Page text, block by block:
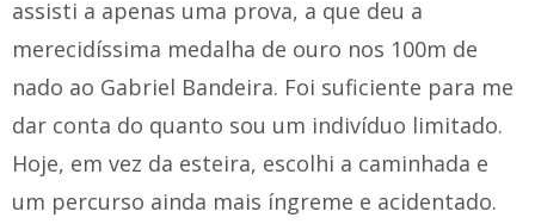
assisti a apenas uma prova, a que deu a
merecidíssima medalha de ouro nos 100m de
nado ao Gabriel Bandeira. Foi suficiente para me
dar conta do quanto sou um indivíduo limitado.
Hoje, em vez da esteira, escolhi a caminhada e
um percurso ainda mais íngreme e acidentado.